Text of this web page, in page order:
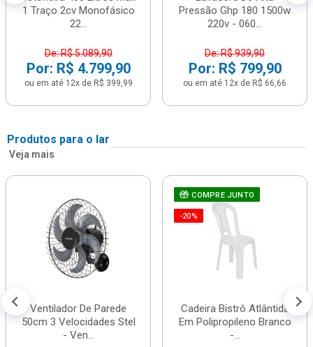
1 Traço 2cv Monofásico
22...
De: R$ 5.089,90
Por: R$ 4.799,90
ou em até 12x de R$ 399,99
Pressão Ghp 180 1500w
220v - 060...
De: R$ 939,90
Por: R$ 799,90
ou em até 12x de R$ 66,66
Produtos para o lar
Veja mais
Ventilador De Parede
50cm 3 Velocidades Stel
- Ven...
COMPRE JUNTO
-20%
Cadeira Bistrô Atlântida
Em Polipropileno Branco
-...